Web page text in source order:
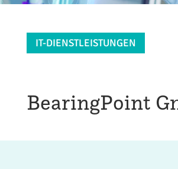
IT-DIENSTLEISTUNGEN
BearingPoint